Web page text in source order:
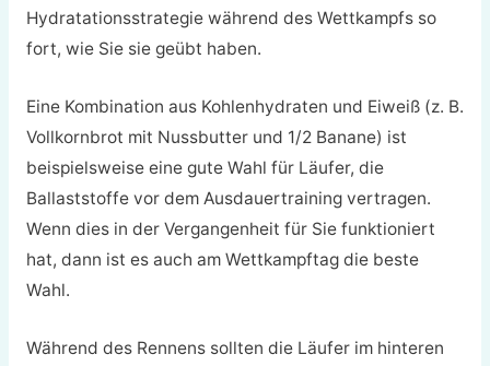
Hydratationsstrategie während des Wettkampfs so
fort, wie Sie sie geübt haben.
Eine Kombination aus Kohlenhydraten und Eiweiß (z. B.
Vollkornbrot mit Nussbutter und 1/2 Banane) ist
beispielsweise eine gute Wahl für Läufer, die
Ballaststoffe vor dem Ausdauertraining vertragen.
Wenn dies in der Vergangenheit für Sie funktioniert
hat, dann ist es auch am Wettkampftag die beste
Wahl.
Während des Rennens sollten die Läufer im hinteren